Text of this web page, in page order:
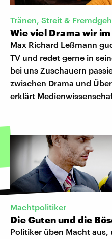
Tränen, Streit &
Wie viel Drama wir
Max Richard Leßmann
TV und redet gerne in
bei uns Zuschauern
zwischen Drama und
erklärt
Machtpolitiker
Die Guten und die
Politiker üben Macht